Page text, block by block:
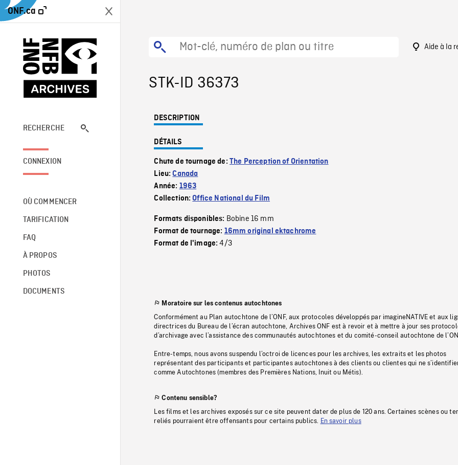
ONF.ca
RECHERCHE
CONNEXION
OÙ COMMENCER
TARIFICATION
FAQ
À PROPOS
PHOTOS
DOCUMENTS
Aide à la
STK-ID 36373
DESCRIPTION
DÉTAILS
Chute de tournage de: The Perception of Orientation
Lieu:Canada
Année: 1963
Collection:Office National du Film
Formats disponibles: Bobine 16 mm
Format de tournage: 16mm original ektachrome
Format de l'image:4/3
Moratoire sur les contenus autochtones
Conformément au Plan autochtone de l’ONF, aux protocoles développés par imagineNATIVE et aux
directrices du Bureau de l’écran autochtone, Archives ONF est à revoir et à mettre à jour ses
d’archivage avec l’assistance des communautés autochtones et du comité-conseil autochtone de
Entre-temps, nous avons suspendu l’octroi de licences pour les archives, les extraits et les photos
représentant des participants et participantes autochtones à des clients ou clientes qui ne
comme Autochtones (membres des Premières Nations, Inuit ou Métis).
Contenu sensible?
Les films et les archives exposés sur ce site peuvent dater de plus de 120 ans. Certaines scènes ou
reliés pourraient être offensants pour certains publics. En savoir plus